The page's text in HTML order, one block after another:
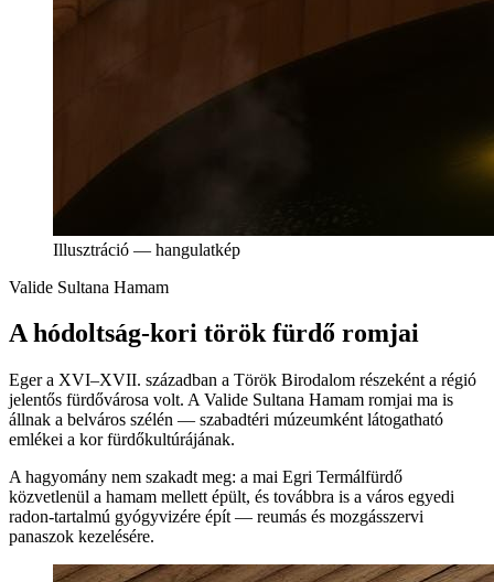
Illusztráció — hangulatkép
Valide Sultana Hamam
A hódoltság-kori török fürdő romjai
Eger a XVI–XVII. században a Török Birodalom részeként a régió
jelentős fürdővárosa volt. A Valide Sultana Hamam romjai ma is
állnak a belváros szélén — szabadtéri múzeumként látogatható
emlékei a kor fürdőkultúrájának.
A hagyomány nem szakadt meg: a mai Egri Termálfürdő
közvetlenül a hamam mellett épült, és továbbra is a város egyedi
radon-tartalmú gyógyvizére épít — reumás és mozgásszervi
panaszok kezelésére.